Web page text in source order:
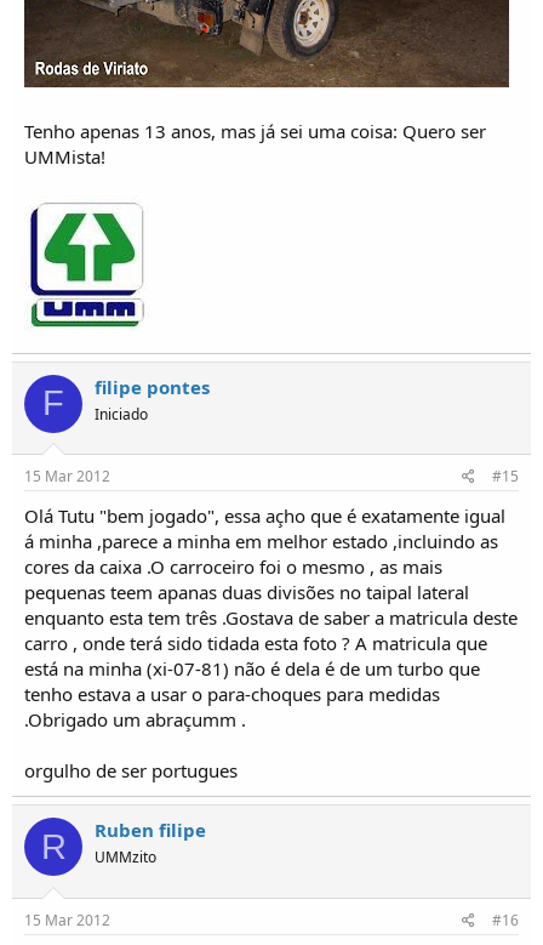
Tenho apenas 13 anos, mas já sei uma coisa: Quero ser
UMMista!
F filipe pontes
Iniciado
15 Mar 2012 #15
Olá Tutu "bem jogado", essa açho que é exatamente igual
á minha ,parece a minha em melhor estado ,incluindo as
cores da caixa .O carroceiro foi o mesmo , as mais
pequenas teem apanas duas divisões no taipal lateral
enquanto esta tem três .Gostava de saber a matricula deste
carro , onde terá sido tidada esta foto ? A matricula que
está na minha (xi-07-81) não é dela é de um turbo que
tenho estava a usar o para-choques para medidas
.Obrigado um abraçumm .
orgulho de ser portugues
R Ruben filipe
UMMzito
15 Mar 2012 #16